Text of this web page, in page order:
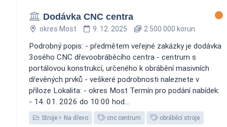
Dodávka CNC centra
okres Most 9. 12. 2025 2 500 000 korun
Podrobný popis: - předmětem veřejné zakázky je dodávka
3osého CNC dřevoobráběcího centra - centrum s
portálovou konstrukcí, určeného k obrábění masivních
dřevěných prvků - veškeré podrobnosti naleznete v
příloze Lokalita: - okres Most Termín pro podání nabídek:
- 14. 01. 2026 do 10:00 hod...
Stroje Na dřevo cnc centrum obráběcí stroje